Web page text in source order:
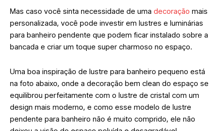
Mas caso você sinta necessidade de uma decoração mais
personalizada, você pode investir em lustres e luminárias
para banheiro pendente que podem ficar instalado sobre a
bancada e criar um toque super charmoso no espaço.
Uma boa inspiração de lustre para banheiro pequeno está
na foto abaixo, onde a decoração bem clean do espaço se
equilibrou perfeitamente com o lustre de cristal com um
design mais moderno, e como esse modelo de lustre
pendente para banheiro não é muito comprido, ele não